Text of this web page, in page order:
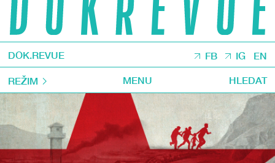
DOK.REVUE FB IG EN
REŽIM MENU HLEDAT